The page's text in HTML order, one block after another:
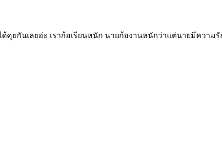
คุยกันเลยอ่ะ เราก้อเรียนหนัก นายก้องานหนักว่าแต่นายมีควา